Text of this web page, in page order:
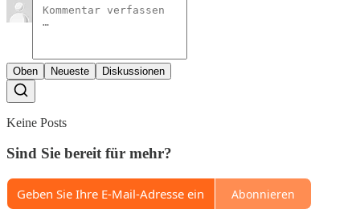
Oben Neueste Diskussionen
Keine Posts
Sind Sie bereit für mehr?
Abonnieren